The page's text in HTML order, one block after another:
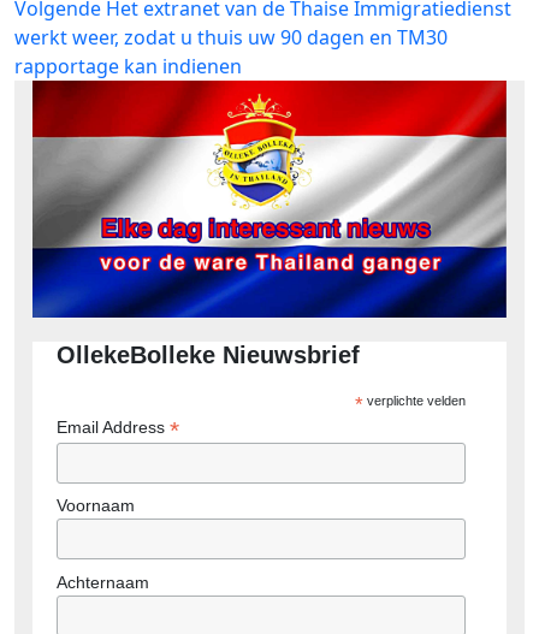
Volgende Volgend
bericht:
Het extranet van de Thaise Immigratiedienst
werkt weer, zodat u thuis uw 90 dagen en TM30
rapportage kan indienen
OllekeBolleke Nieuwsbrief
*verplichte velden
Email Address *
Voornaam
Achternaam